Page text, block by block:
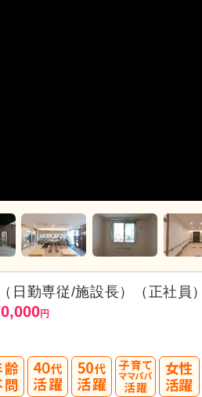
日勤専従/施設長）（正社員）
円